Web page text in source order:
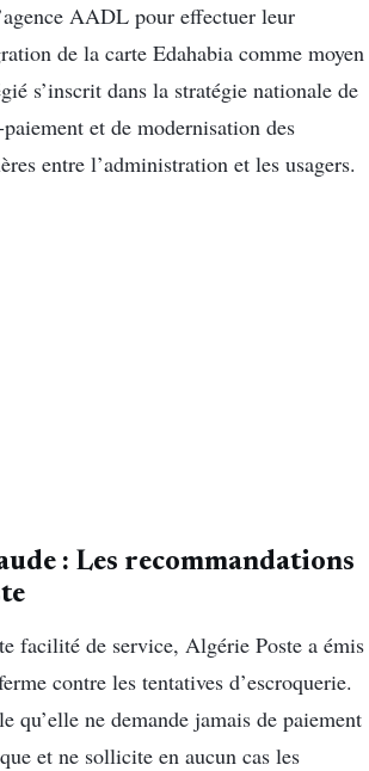
AADL pour effectuer leur
de la carte Edahabia comme moyen
s’inscrit dans la stratégie nationale de
et de modernisation des
entre l’administration et les usagers.
: Les recommandations
facilité de service, Algérie Poste a émis
contre les tentatives d’escroquerie.
qu’elle ne demande jamais de paiement
et ne sollicite en aucun cas les